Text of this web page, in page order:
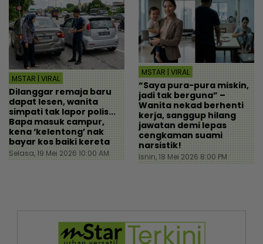
MSTAR | VIRAL
Dilanggar remaja baru
dapat lesen, wanita
simpati tak lapor polis...
Bapa masuk campur,
kena ‘kelentong’ nak
bayar kos baiki kereta
Selasa, 19 Mei 2026 10:00 AM
MSTAR | VIRAL
“Saya pura-pura miskin,
jadi tak berguna” –
Wanita nekad berhenti
kerja, sanggup hilang
jawatan demi lepas
cengkaman suami
narsistik!
Isnin, 18 Mei 2026 8:00 PM